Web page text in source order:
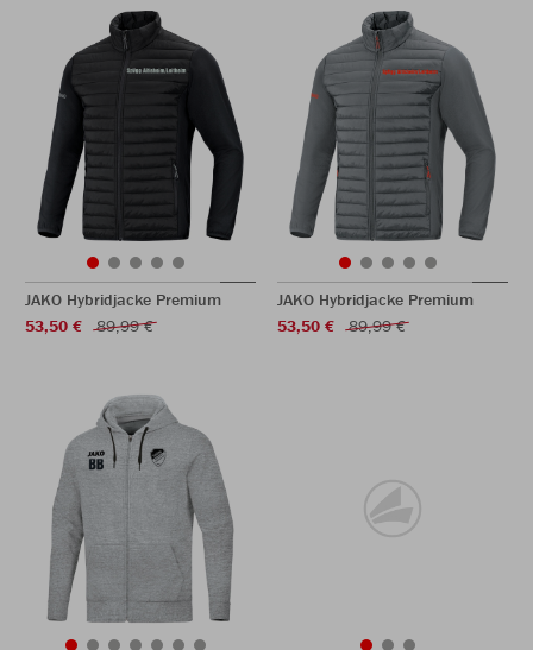
JAKO Hybridjacke Premium
53,50 €
89,99 €
JAKO Hybridjacke Premium
53,50 €
89,99 €